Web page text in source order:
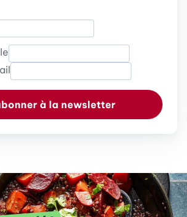
à la newsletter